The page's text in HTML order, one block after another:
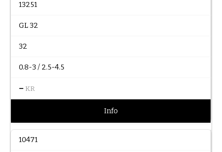
13251
GL 32
32
0.8-3 / 2.5-4.5
– KR
Info
10471